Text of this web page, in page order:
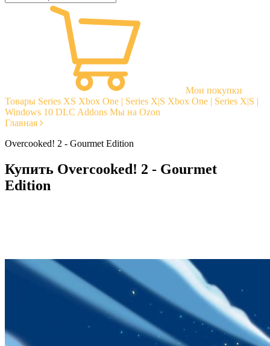
Мои покупки
Товары Series XS Xbox One | Series X|S Xbox One | Series X|S |
Windows 10 DLC Addons Мы на Ozon
Главная
Overcooked! 2 - Gourmet Edition
Купить Overcooked! 2 - Gourmet
Edition